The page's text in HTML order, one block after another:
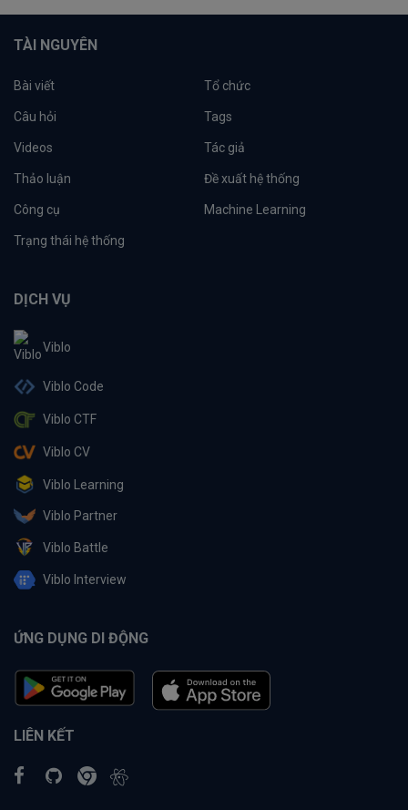
TÀI NGUYÊN
Bài viết Tổ chức
Câu hỏi Tags
Videos Tác giả
Thảo luận Đề xuất hệ thống
Công cụ Machine Learning
Trạng thái hệ thống
DỊCH VỤ
Viblo
Viblo Code
Viblo CTF
Viblo CV
Viblo Learning
Viblo Partner
Viblo Battle
Viblo Interview
ỨNG DỤNG DI ĐỘNG
LIÊN KẾT